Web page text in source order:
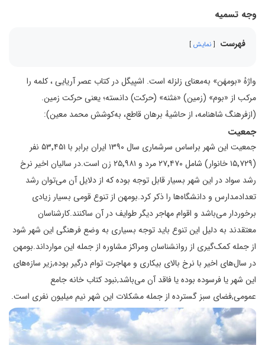
وجه تسمیه
فهرست نمایش
واژهٔ «بومهَن» به‌معنای زلزله است. اشپیگل در کتاب عصر آریایی ، کلمه را
مرکب از «بوم» (زمین) «مَثنه» (حرکت) دانسته؛ یعنی حرکت زمین.
(ازفرهنگ شاهنامه، از حاشیهٔ برهان قاطع، به‌کوشش محمد معین):
جمعیت
جمعیت این شهر براساس سرشماری سال ۱۳۹۰ ایران برابر با ۵۳٬۴۵۱ نفر
(۱۵٬۷۲۹ خانوار) شامل ۲۷٬۴۷۰ مرد و ۲۵٬۹۸۱ زن است.در سالیان اخیر نرخ
رشد سواد در این شهر بسیار قابل توجه بوده که از دلایل آن می‌توان رشد
تعدادمدارس و دانشگاه‌ها را ذکر کرد.بومهن از تنوع قومی بسیار زیادی
برخوردار می‌باشد و اقوام مهاجر دیگر طوایف در آن ساکنند.کارشناسان
معتقدند به دلیل این تنوع باید توجه بسیاری به وضع فرهنگی این شهر شود
از جمله کمک‌گیری از روانشناسان ومراکز مشاوره از جمله این موارد‌اند.بومهن
در سال‌های اخیر با نرخ بالای بیکاری و مهاجرت توام درگیر بوده,زیر سازه‌های
این شهر یا فرسوده بوده یا فاقد آن می‌باشد,نبود کتاب خانه جامع
عمومی,فضای سبز گسترده از جمله مشکلات این شهر نیم میلیون نفری است.